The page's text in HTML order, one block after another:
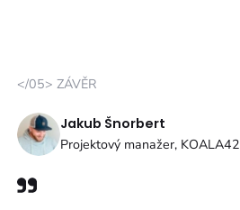
</05> ZÁVĚR
Jakub Šnorbert
Projektový manažer, KOALA42